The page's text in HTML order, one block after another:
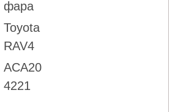
фара
Toyota
RAV4
ACA20
4221